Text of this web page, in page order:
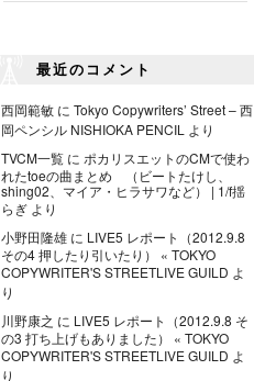
最近のコメント
西岡範敏 に Tokyo Copywriters’ Street – 西
岡ペンシル NISHIOKA PENCIL より
TVCM一覧 に ポカリスエットのCMで使わ
れたtoeの曲まとめ （ビートたけし、
shing02、マイア・ヒラサワなど） | 1/f揺
らぎ より
小野田隆雄 に LIVE5 レポート（2012.9.8
その4 押したり引いたり） « TOKYO
COPYWRITER'S STREETLIVE GUILD よ
り
川野康之 に LIVE5 レポート（2012.9.8 そ
の3 打ち上げもありました） « TOKYO
COPYWRITER'S STREETLIVE GUILD よ
り